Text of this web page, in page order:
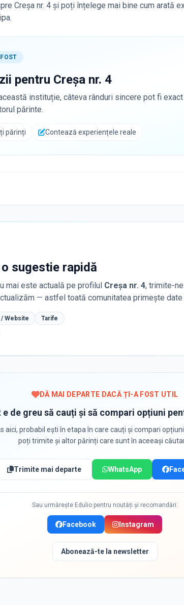
Creșa nr. 4 și poți înțelege mai bine cum arată
pentru Creșa nr. 4
instituție, câteva rânduri sincere pot fi exact
părinte.
părinți Contează experiențele reale
sugestie rapidă
mai este actuală pe profilul Creșa nr. 4, trimite-
— astfel toată comunitatea primește date
/ Website Tarife
DĂ MAI DEPARTE DACĂ ȚI-A FOST UTIL
de greu să cauți și să compari opțiuni
aici, probabil ești în etapa în care cauți și compari
poți trimite și altor părinți care sunt în aceeași
Trimite mai departe WhatsApp
Sau urmărește Edulio pentru noutăți și recomandări:
Facebook Instagram
Abonează-te la newsletter